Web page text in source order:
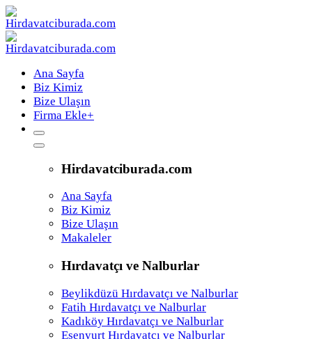
Ana Sayfa
Biz Kimiz
Bize Ulaşın
Firma Ekle+
Hirdavatciburada.com
Ana Sayfa
Biz Kimiz
Bize Ulaşın
Makaleler
Hırdavatçı ve Nalburlar
Beylikdüzü Hırdavatçı ve Nalburlar
Fatih Hırdavatçı ve Nalburlar
Kadıköy Hırdavatçı ve Nalburlar
Esenyurt Hırdavatçı ve Nalburlar